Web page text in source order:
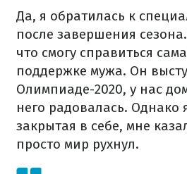
Да, я обратилась к
после завершения
что смогу справиться
поддержке мужа. Он
Олимпиаде-2020, у нас
него радовалась. Однако
закрытая в себе, мне
просто мир рухнул.